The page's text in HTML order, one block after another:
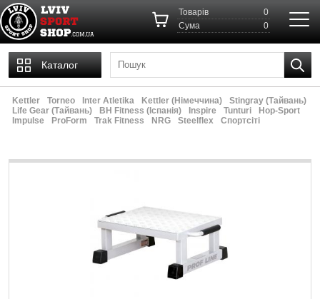
Товарів
0
Cума
0
Каталог
Kettler Torneo Inter Atletika Kettler (Німеччина)
Stingray (Тайвань)
Life Gear (Тайвань)
ВН Fitness (Іспанія) Inspire Tunturi
Hop-Sport
Impulse
ProForm Trak Fitness NRG Steelflex Спортсіті